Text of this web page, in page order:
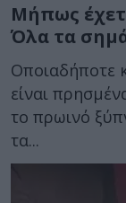
Μήπως
Όλα τα
Οποιαδήποτε
είναι
το πρωινό
τα...